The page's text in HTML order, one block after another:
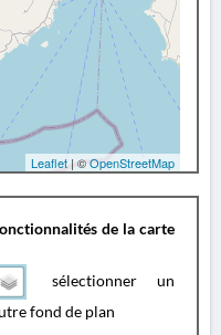
Leaflet| ©OpenStreetMap
de la carte
sélectionner un
fond de plan